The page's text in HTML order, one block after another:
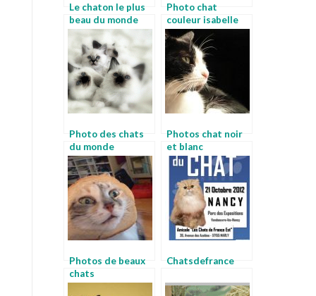
Le chaton le plus
beau du monde
Photo chat
couleur isabelle
Photo des chats
du monde
Photos chat noir
et blanc
Photos de beaux
chats
Chatsdefrance